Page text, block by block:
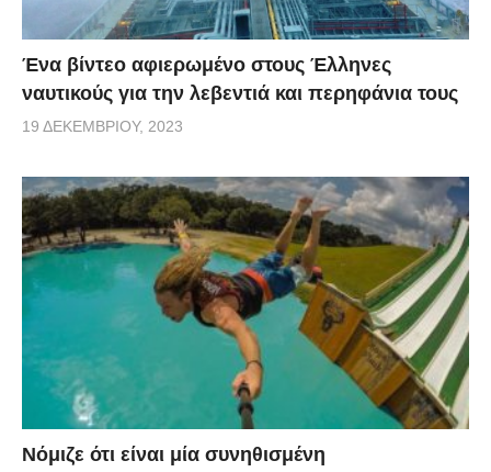
Ένα βίντεο αφιερωμένο στους Έλληνες
ναυτικούς για την λεβεντιά και περηφάνια τους
19 ΔΕΚΕΜΒΡΊΟΥ, 2023
Νόμιζε ότι είναι μία συνηθισμένη